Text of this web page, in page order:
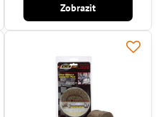
Zobrazit